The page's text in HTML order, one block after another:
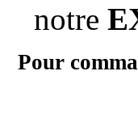
notre
Pour